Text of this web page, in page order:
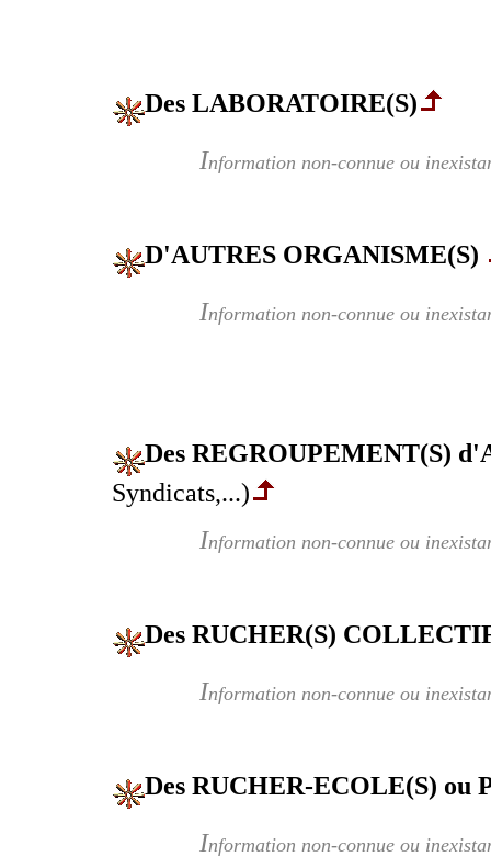
Des LABORATOIRE(S)
Information non-connue ou
D'AUTRES ORGANISME(S)
Information non-connue ou
Des REGROUPEMENT(S)
Syndicats,...)
Information non-connue ou
Des RUCHER(S)
Information non-connue ou
Des RUCHER-ECOLE(S) ou
Information non-connue ou